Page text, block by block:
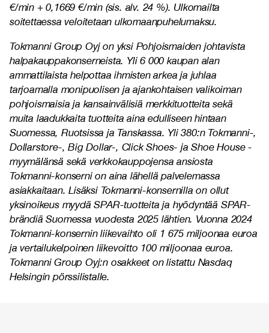
€/min + 0,1669 €/min (sis. alv. 24 %). Ulkomailta
soitettaessa veloitetaan ulkomaanpuhelumaksu.
Tokmanni Group Oyj on yksi Pohjoismaiden johtavista
halpakauppakonserneista. Yli 6 000 kaupan alan
ammattilaista helpottaa ihmisten arkea ja juhlaa
tarjoamalla monipuolisen ja ajankohtaisen valikoiman
pohjoismaisia ja kansainvälisiä merkkituotteita sekä
muita laadukkaita tuotteita aina edulliseen hintaan
Suomessa, Ruotsissa ja Tanskassa. Yli 380:n Tokmanni-,
Dollarstore-, Big Dollar-, Click Shoes- ja Shoe House -
myymälänsä sekä verkkokauppojensa ansiosta
Tokmanni-konserni on aina lähellä palvelemassa
asiakkaitaan. Lisäksi Tokmanni-konsernilla on ollut
yksinoikeus myydä SPAR-tuotteita ja hyödyntää SPAR-
brändiä Suomessa vuodesta 2025 lähtien. Vuonna 2024
Tokmanni-konsernin liikevaihto oli 1 675 miljoonaa euroa
ja vertailukelpoinen liikevoitto 100 miljoonaa euroa.
Tokmanni Group Oyj:n osakkeet on listattu Nasdaq
Helsingin pörssilistalle.